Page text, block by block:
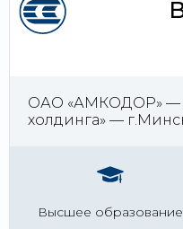
ОАО «АМКОДОР» —
холдинга» —
Высшее образование